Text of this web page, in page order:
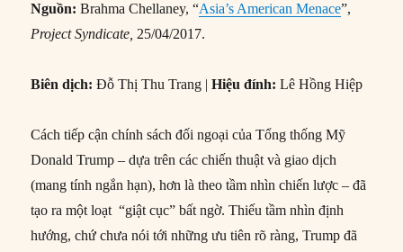
Nguồn:Brahma Chellaney, “Asia’s American Menace”,
Project Syndicate, 25/04/2017.
Biên dịch:Đỗ Thị Thu Trang |Hiệu đính:Lê Hồng Hiệp
Cách tiếp cận chính sách đối ngoại của Tổng thống Mỹ
Donald Trump – dựa trên các chiến thuật và giao dịch
(mang tính ngắn hạn), hơn là theo tầm nhìn chiến lược – đã
tạo ra một loạt “giật cục” bất ngờ. Thiếu tầm nhìn định
hướng, chứ chưa nói tới những ưu tiên rõ ràng, Trump đã